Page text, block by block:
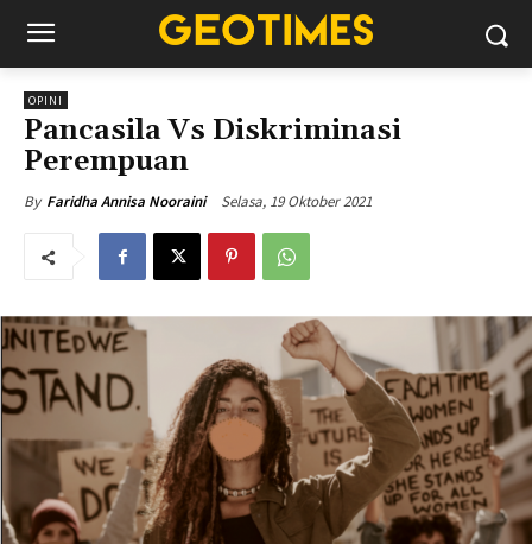
OPINI
Pancasila Vs Diskriminasi
Perempuan
By Faridha Annisa Nooraini Selasa, 19 Oktober 2021